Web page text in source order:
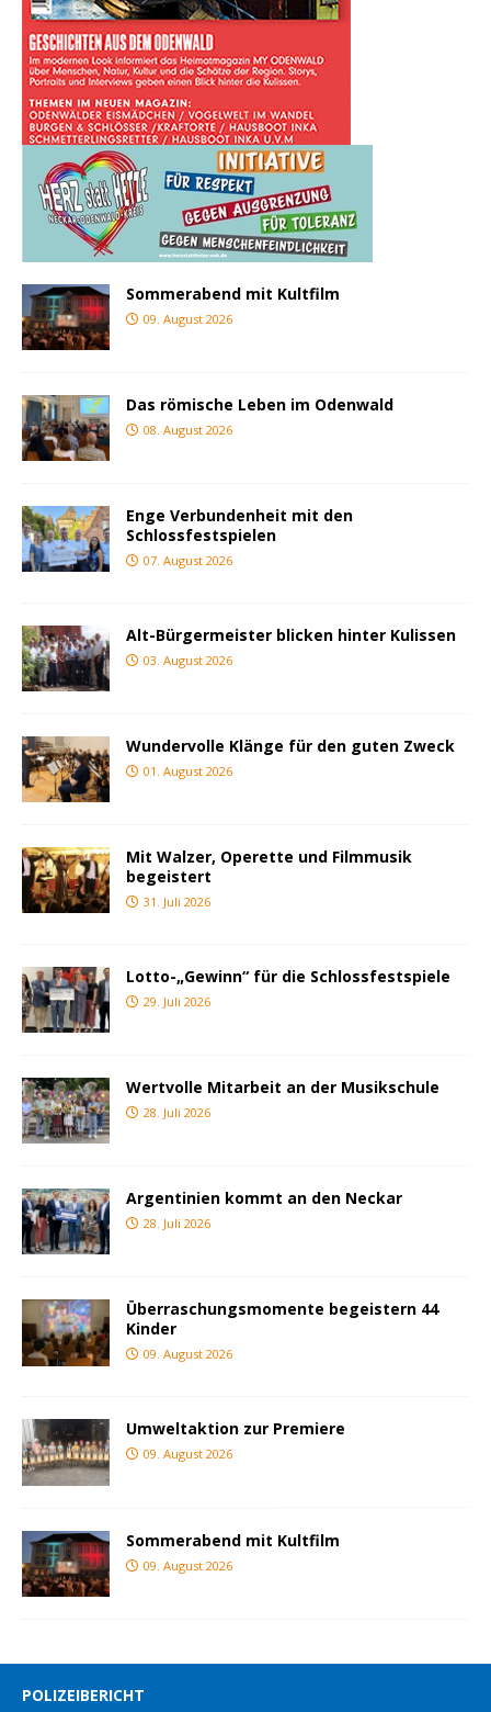
Sommerabend mit Kultfilm
09. August 2026
Das römische Leben im Odenwald
08. August 2026
Enge Verbundenheit mit den
Schlossfestspielen
07. August 2026
Alt-Bürgermeister blicken hinter Kulissen
03. August 2026
Wundervolle Klänge für den guten Zweck
01. August 2026
Mit Walzer, Operette und Filmmusik
begeistert
31. Juli 2026
Lotto-„Gewinn“ für die Schlossfestspiele
29. Juli 2026
Wertvolle Mitarbeit an der Musikschule
28. Juli 2026
Argentinien kommt an den Neckar
28. Juli 2026
Überraschungsmomente begeistern 44
Kinder
09. August 2026
Umweltaktion zur Premiere
09. August 2026
Sommerabend mit Kultfilm
09. August 2026
POLIZEIBERICHT